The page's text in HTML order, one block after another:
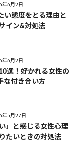
年6月2日
い態度をとる理由と
イン&対処法
年6月2日
選！好かれる女性の
な付き合い方
年5月27日
」と感じる女性心理
たいときの対処法